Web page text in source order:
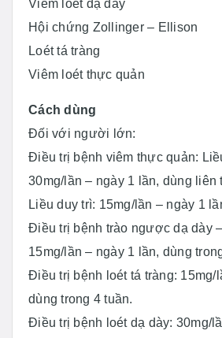
Viêm loét dạ dày
Hội chứng Zollinger – Ellison
Loét tá tràng
Viêm loét thực quản
Cách dùng
Đối với người lớn:
Điều trị bệnh viêm thực quản:
30mg/lần – ngày 1 lần, dùng liên
Liều duy trì: 15mg/lần – ngày 1
Điều trị bệnh trào ngược dạ dày
15mg/lần – ngày 1 lần, dùng
Điều trị bệnh loét tá tràng: 15mg/
dùng trong 4 tuần.
Điều trị bệnh loét dạ dày: 30mg/